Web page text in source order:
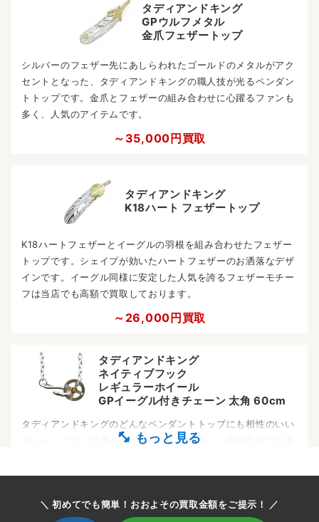
タディアンドキング
GPウルフメタル
金爪フェザートップ
シルバーのフェザー先にあしらわれたゴールドのメタルがアク
セントとなった、タディアンドキングの職人技が光るペンダン
トトップです。金爪とフェザーの組み合わせに心躍るファンも
多く、人気のアイテムです。
～35,000円買取
タディアンドキング
K18ハート フェザートップ
K18ハートフェザーとイーグルの羽根を組み合わせたフェザー
トップです。シェイプが効いたハートフェザーのお洒落なデザ
インです。イーグル同様に安定した人気を誇るフェザーモチー
フは当店でも高額で買取しております。
～26,000円買取
タディアンドキング
ネイティブフック
レギュラーホイール
GPイーグル付きチェーン 太角 60cm
タディアンドキングのどんなペンダントトップにも相性のいい
チェーンです。定番モデルなので需要が高く、中古市場でも安
＼ 初めてでも簡単！おおよその買取金額をご提示！ ／